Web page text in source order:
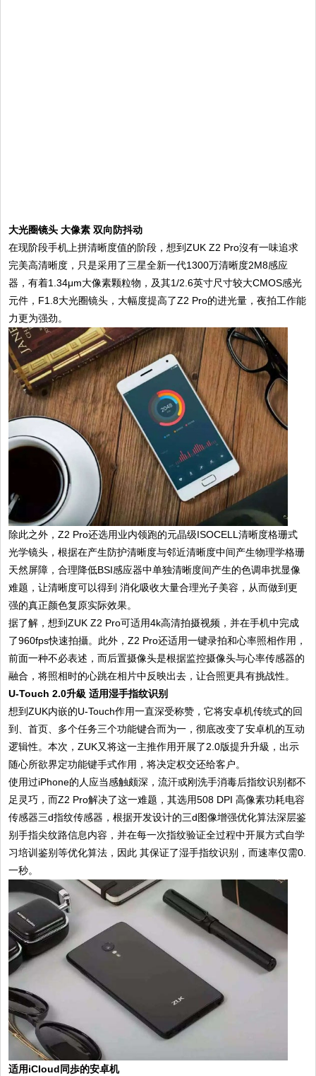
大光圈镜头 大像素 双向防抖动
在现阶段手机上拼清晰度值的阶段，想到ZUK Z2 Pro沒有一味追求
完美高清晰度，只是采用了三星全新一代1300万清晰度2M8感应
器，有着1.34μm大像素颗粒物，及其1/2.6英寸尺寸较大CMOS感光
元件，F1.8大光圈镜头，大幅度提高了Z2 Pro的进光量，夜拍工作能
力更为强劲。
除此之外，Z2 Pro还选用业内领跑的元晶级ISOCELL清晰度格珊式
光学镜头，根据在产生防护清晰度与邻近清晰度中间产生物理学格珊
天然屏障，合理降低BSI感应器中单独清晰度间产生的色调串扰显像
难题，让清晰度可以得到 消化吸收大量合理光子美容，从而做到更
强的真正颜色复原实际效果。
据了解，想到ZUK Z2 Pro可适用4k高清拍摄视频，并在手机中完成
了960fps快速拍攝。此外，Z2 Pro还适用一键录拍和心率照相作用，
前面一种不必表述，而后置摄像头是根据监控摄像头与心率传感器的
融合，将照相时的心跳在相片中反映出去，让合照更具有挑战性。
U-Touch 2.0升級 适用湿手指纹识别
想到ZUK内嵌的U-Touch作用一直深受称赞，它将安卓机传统式的回
到、首页、多个任务三个功能键合而为一，彻底改变了安卓机的互动
逻辑性。本次，ZUK又将这一主推作用开展了2.0版提升升級，出示
随心所欲界定功能键手式作用，将决定权交还给客户。
使用过iPhone的人应当感触颇深，流汗或刚洗手消毒后指纹识别都不
足灵巧，而Z2 Pro解决了这一难题，其选用508 DPI 高像素功耗电容
传感器三d指纹传感器，根据开发设计的三d图像增强优化算法深层鉴
别手指尖纹路信息内容，并在每一次指纹验证全过程中开展方式自学
习培训鉴别等优化算法，因此 其保证了湿手指纹识别，而速率仅需0.
一秒。
适用iCloud同歩的安卓机